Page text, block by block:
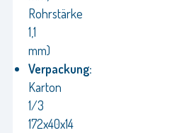
Rohrstärke
1,1
mm)
Verpackung:
Karton
1/3
172x40x14